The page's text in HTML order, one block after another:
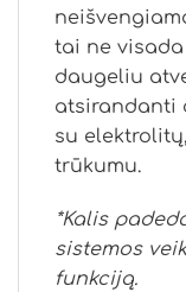
tai ne
daugeliu
atsirandanti
su
trūkumu.
*Kalis
sistemos
funkciją.